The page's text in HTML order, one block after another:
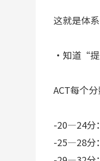
这就是体
·知道“
ACT每个
-20—24分
-25—28分